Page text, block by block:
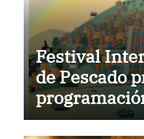
Festival
de Pescado
años